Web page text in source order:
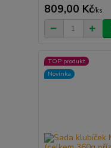
809,00 Kč/ks
TOP produkt
Novinka